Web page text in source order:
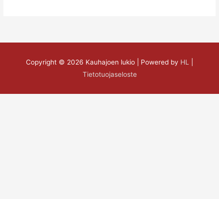
Copyright © 2026 Kauhajoen lukio | Powered by HL
Tietotuojaseloste